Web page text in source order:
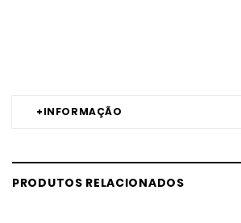
+INFORMAÇÃO
PRODUTOS RELACIONADOS